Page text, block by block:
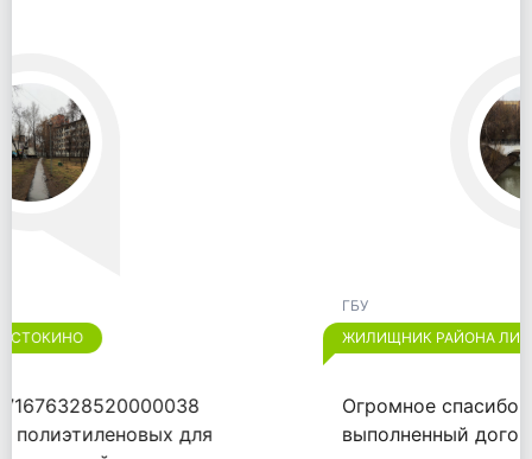
ЖИЛИЩНИК РАЙОНА ЛИАНОЗОВО
Огромное спасибо "ООО "ВАЙТПАК"" за
выполненный договор от 18.09.2020.